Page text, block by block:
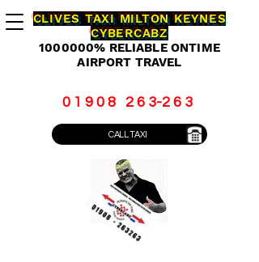
CLIVES TAXI MILTON KEYNES
CYBERCABZ
1000000% RELIABLE ONTIME
AIRPORT TRAVEL
CALL TAXI
0 1 9 0 8 2 6 3-2 6 3